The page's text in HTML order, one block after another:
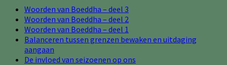
Woorden van Boeddha – deel 3
Woorden van Boeddha – deel 2
Woorden van Boeddha – deel 1
Balanceren tussen grenzen bewaken en uitdaging
aangaan
De invloed van seizoenen op ons